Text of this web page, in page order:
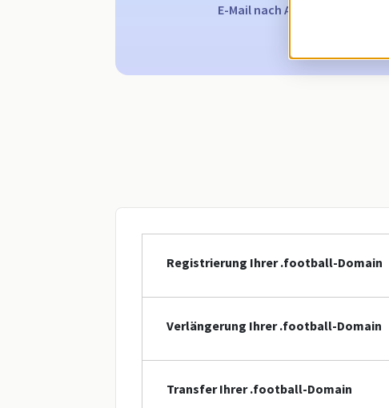
E-Mail nach Ablauf der
Registrierung Ihrer .football-Domain
Verlängerung Ihrer .football-Domain
Transfer Ihrer .football-Domain